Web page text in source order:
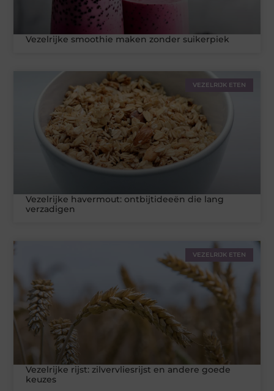
Vezelrijke smoothie maken zonder suikerpiek
VEZELRIJK ETEN
Vezelrijke havermout: ontbijtideeën die lang
verzadigen
VEZELRIJK ETEN
Vezelrijke rijst: zilvervliesrijst en andere goede
keuzes